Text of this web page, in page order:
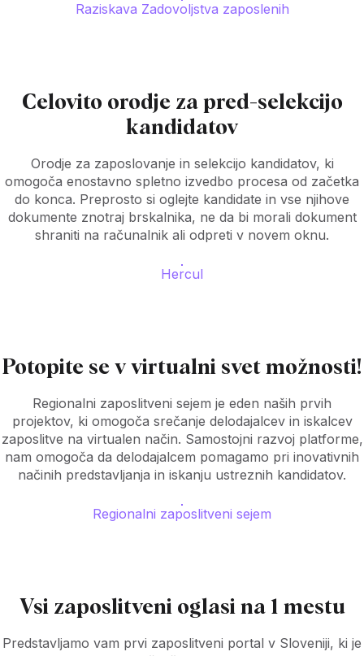
Raziskava Zadovoljstva zaposlenih
Celovito orodje za pred-selekcijo
kandidatov
Orodje za zaposlovanje in selekcijo kandidatov, ki
omogoča enostavno spletno izvedbo procesa od začetka
do konca. Preprosto si oglejte kandidate in vse njihove
dokumente znotraj brskalnika, ne da bi morali dokument
shraniti na računalnik ali odpreti v novem oknu.
Hercul
Potopite se v virtualni svet možnosti!
Regionalni zaposlitveni sejem je eden naših prvih
projektov, ki omogoča srečanje delodajalcev in iskalcev
zaposlitve na virtualen način. Samostojni razvoj platforme,
nam omogoča da delodajalcem pomagamo pri inovativnih
načinih predstavljanja in iskanju ustreznih kandidatov.
Regionalni zaposlitveni sejem
Vsi zaposlitveni oglasi na 1 mestu
Predstavljamo vam prvi zaposlitveni portal v Sloveniji, ki je